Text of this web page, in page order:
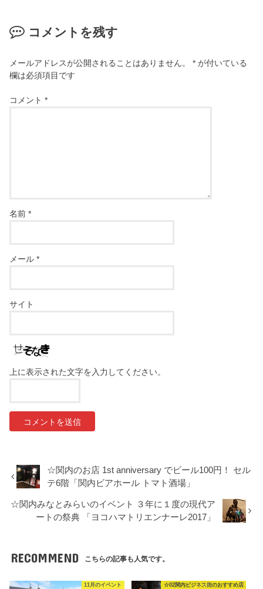
コメントを残す
メールアドレスが公開されることはありません。 * が付いている
欄は必須項目です
コメント*
名前*
メール*
サイト
上に表示された文字を入力してください。
☆関内のお店 1st anniversary でビール100円！ セル
テ6階「関内ビアホール トマト酒場」
☆関内みなとみらいのイベント ３年に１度の現代ア
ートの祭典 「ヨコハマトリエンナーレ2017」
RECOMMEND こちらの記事も人気です。
11月のイベント ☆02関内ビジネス街のおすすめ店